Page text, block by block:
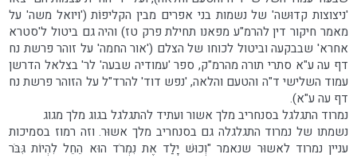
'ניצוצות קדוּשה' של נשמות בני אפרים מבין הקליפוֹת ('ויואל משה' על
מאמר חיקור דין להרמ"ע מפאנו תחילת פרק טז) והיה גם ביטול ל'סטרא
אחרא' שבבקעה וביטול לכוחו של הצלם ('אור החמה' על זוהר פרשת נח
דף עה ע"א סתרי תורה מהרמ"ק, ספר 'עמודיה שבעה' לר' בצלאל הדרשן
עמוד השלישי ד"ה והטעם והלאה, 'נפש דוד' להרד"ל על הזוהר פרשת נח
דף עה ע"א).
נמרוד התגלגל בסנחריב מלך אשור ועתיד להתגלגל בגוג מלך מגוג
נשמתו של נמרוד התגלגלה גם בסנחריב מלך אשוּר. וזה רמוז בסמיכות
עניין נמרוד לאשוּר שנאמר "וְכוּשׁ יָלַד אֶת נִמְרֹד הוּא הֵחֵל לִהְיוֹת גִּבֹּר